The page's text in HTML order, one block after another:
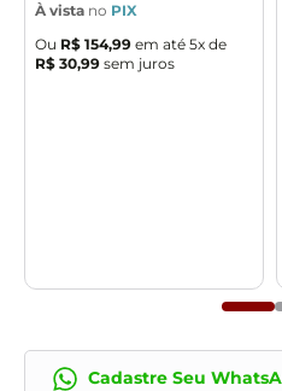
À vista no PIX
Ou R$ 154,99 em até 5x de
R$ 30,99 sem juros
Cadastre Seu